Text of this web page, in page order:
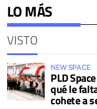
LO MÁS
VISTO
NEW SPACE
PLD
qué le
cohete a